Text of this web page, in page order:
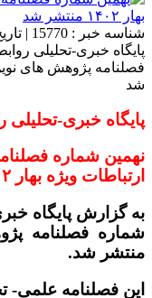
شناسه خبر : 15770 | تاریخ انتشار : 15 آوریل 2023 - 14:07 |
پایگاه خبری-تحلیلی
شد
پایگاه خبری-
نهمین شماره
ارتباطات ویژه بهار ۱۴۰۲ منتشر شد
به گزارش پایگاه
شماره فصلنامه
منتشر شد.